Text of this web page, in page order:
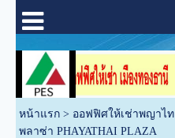
หน้าแรก > ออฟฟิศให้เช่าพญาไท
พลาซ่า PHAYATHAI PLAZA